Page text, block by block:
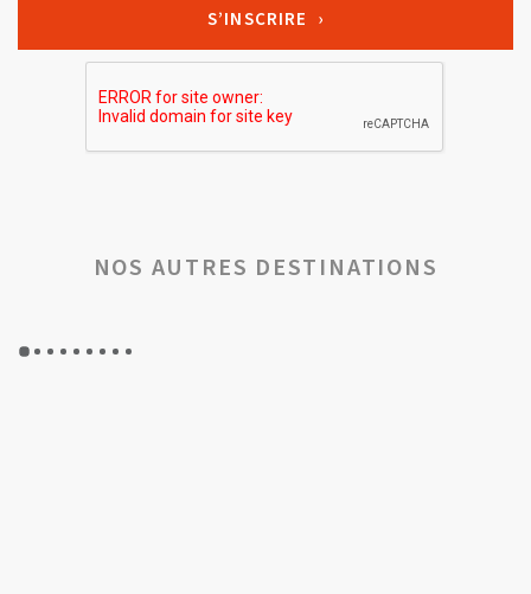
NOS AUTRES DESTINATIONS